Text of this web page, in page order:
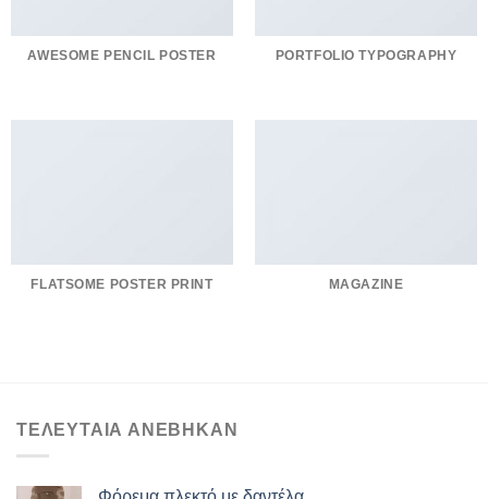
AWESOME PENCIL POSTER PORTFOLIO TYPOGRAPHY
FLATSOME POSTER PRINT MAGAZINE
ΤΕΛΕΥΤΑΙΑ ΑΝΕΒΗΚΑΝ